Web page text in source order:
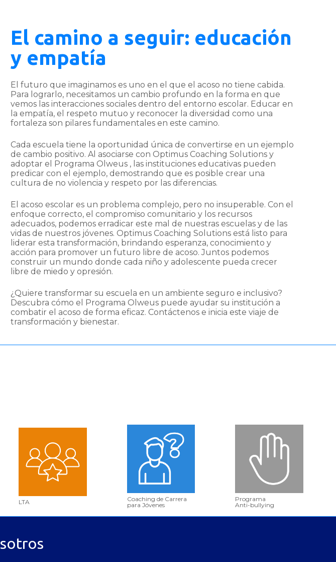
El camino a seguir: educación
y empatía
El futuro que imaginamos es uno en el que el acoso no tiene cabida.
Para lograrlo, necesitamos un cambio profundo en la forma en que
vemos las interacciones sociales dentro del entorno escolar. Educar en
la empatía, el respeto mutuo y reconocer la diversidad como una
fortaleza son pilares fundamentales en este camino.
Cada escuela tiene la oportunidad única de convertirse en un ejemplo
de cambio positivo. Al asociarse con Optimus Coaching Solutions y
adoptar el Programa Olweus , las instituciones educativas pueden
predicar con el ejemplo, demostrando que es posible crear una
cultura de no violencia y respeto por las diferencias.
El acoso escolar es un problema complejo, pero no insuperable. Con el
enfoque correcto, el compromiso comunitario y los recursos
adecuados, podemos erradicar este mal de nuestras escuelas y de las
vidas de nuestros jóvenes. Optimus Coaching Solutions está listo para
liderar esta transformación, brindando esperanza, conocimiento y
acción para promover un futuro libre de acoso. Juntos podemos
construir un mundo donde cada niño y adolescente pueda crecer
libre de miedo y opresión.
¿Quiere transformar su escuela en un ambiente seguro e inclusivo?
Descubra cómo el Programa Olweus puede ayudar su institución a
combatir el acoso de forma eficaz. Contáctenos e inicia este viaje de
transformación y bienestar.
LTA
Coaching de Carrera
para Jóvenes
Programa
Anti-bullying